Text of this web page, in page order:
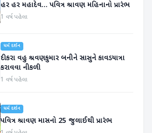
હર હર મહાદેવ... પવિત્ર શ્રાવણ મહિનાનો પ્રારંભ
1 વર્ષ પહેલા
ધર્મ દર્શન
દીકરા વહુ શ્રવણકુમાર બનીને સાસુને કાવડયાત્રા
કરાવવા નીકળી
1 વર્ષ પહેલા
ધર્મ દર્શન
પવિત્ર શ્રાવણ માસનો 25 જુલાઈથી પ્રારંભ